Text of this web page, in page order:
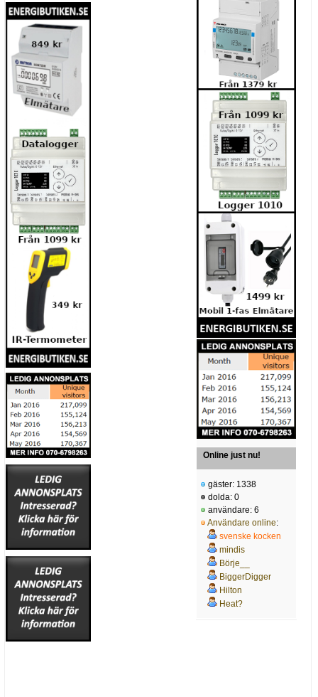
Online just nu!
gäster: 1338
dolda: 0
användare: 6
Användare online:
svenske kocken
mindis
Börje__
BiggerDigger
Hilton
Heat?